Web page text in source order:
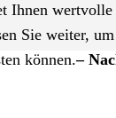
Ihnen wertvolle
Sie weiter,
können.–